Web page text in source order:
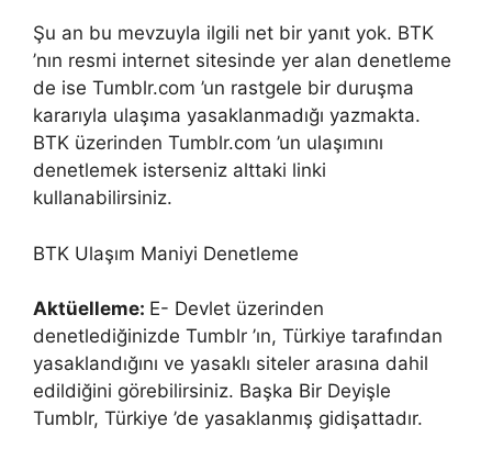
Şu an bu mevzuyla ilgili net bir yanıt yok. BTK
’nın resmi internet sitesinde yer alan denetleme
de ise Tumblr.com ’un rastgele bir duruşma
kararıyla ulaşıma yasaklanmadığı yazmakta.
BTK üzerinden Tumblr.com ’un ulaşımını
denetlemek isterseniz alttaki linki
kullanabilirsiniz.
BTK Ulaşım Maniyi Denetleme
Aktüelleme: E- Devlet üzerinden
denetlediğinizde Tumblr ’ın, Türkiye tarafından
yasaklandığını ve yasaklı siteler arasına dahil
edildiğini görebilirsiniz. Başka Bir Deyişle
Tumblr, Türkiye ’de yasaklanmış gidişattadır.